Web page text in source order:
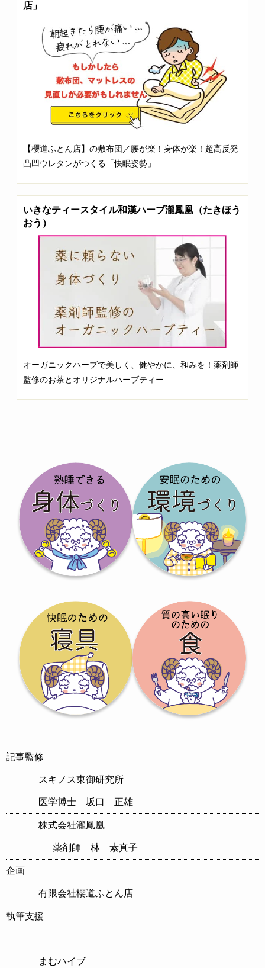
店」
【櫻道ふとん店】の敷布団／腰が楽！身体が楽！超高反発
凸凹ウレタンがつくる「快眠姿勢」
いきなティースタイル和漢ハーブ瀧鳳凰（たきほう
おう）
オーガニックハーブで美しく、健やかに、和みを！薬剤師
監修のお茶とオリジナルハーブティー
記事監修
スキノス東御研究所
医学博士 坂口 正雄
株式会社瀧鳳凰
薬剤師 林 素真子
企画
有限会社櫻道ふとん店
執筆支援
まむハイブ